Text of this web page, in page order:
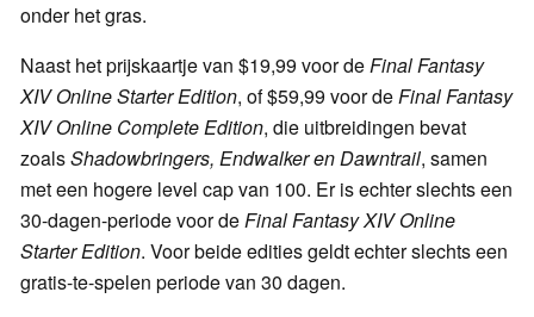
onder het gras.
Naast het prijskaartje van $19,99 voor deFinal Fantasy
XIV Online Starter Edition, of $59,99 voor deFinal Fantasy
XIV Online Complete Edition, die uitbreidingen bevat
zoalsShadowbringers, Endwalker en Dawntrail, samen
met een hogere level cap van 100. Er is echter slechts een
30-dagen-periode voor deFinal Fantasy XIV Online
Starter Edition. Voor beide edities geldt echter slechts een
gratis-te-spelen periode van 30 dagen.